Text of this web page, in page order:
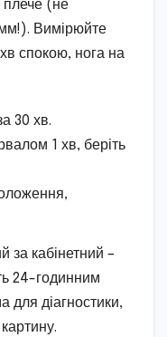
(не
мм!). Вимірюйте
спокою, нога на
30 хв.
1 хв, беріть
за кабінетний –
24-годинним
для діагностики,